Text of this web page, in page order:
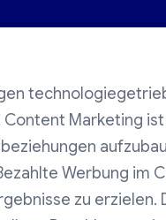
Marketing
Werbung im
zu